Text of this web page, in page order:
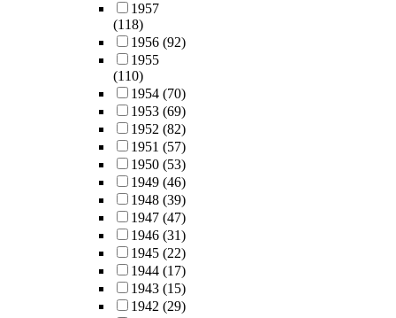
1957
(118)
1956 (92)
1955
(110)
1954 (70)
1953 (69)
1952 (82)
1951 (57)
1950 (53)
1949 (46)
1948 (39)
1947 (47)
1946 (31)
1945 (22)
1944 (17)
1943 (15)
1942 (29)